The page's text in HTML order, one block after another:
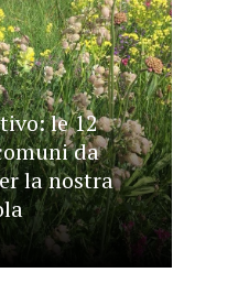
le 12
da
la nostra